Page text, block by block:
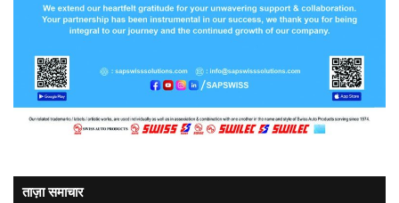
ताज़ा समाचार